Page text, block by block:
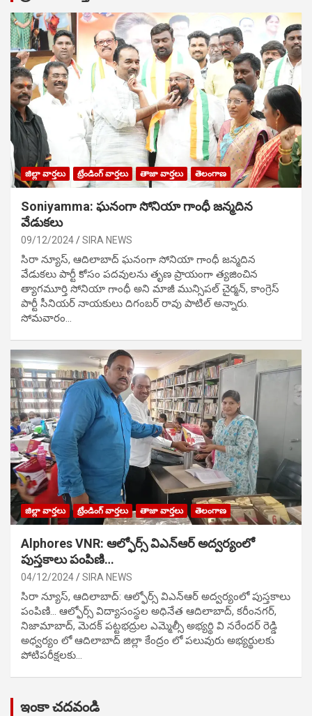
జిల్లా వార్తలు ట్రేండింగ్ వార్తలు తాజా వార్తలు తెలంగాణ
Soniyamma: ఘ‌నంగా సోనియా గాంధీ జ‌న్మ‌దిన
వేడుక‌లు
09/12/2024 SIRA NEWS
సిరా న్యూస్, ఆదిలాబాద్ ఘ‌నంగా సోనియా గాంధీ జ‌న్మ‌దిన
వేడుక‌లు పార్టీ కోసం ప‌ద‌వుల‌ను తృణ ప్రాయంగా త్య‌జించిన
త్యాగమూర్తి సోనియా గాంధీ అని మాజీ మున్సిప‌ల్ చైర్మ‌న్, కాంగ్రెస్
పార్టీ సీనియ‌ర్ నాయ‌కులు దిగంబ‌ర్ రావు పాటిల్ అన్నారు.
సోమవారం…
జిల్లా వార్తలు ట్రేండింగ్ వార్తలు తాజా వార్తలు తెలంగాణ
Alphores VNR: ఆల్ఫోర్స్ విఎన్ఆర్ అద్వర్యంలో
పుస్తకాలు పంపిణి…
04/12/2024 SIRA NEWS
సిరా న్యూస్, ఆదిలాబాద్: ఆల్ఫోర్స్ విఎన్ఆర్ అద్వర్యంలో పుస్తకాలు
పంపిణి… ఆల్ఫోర్స్ విద్యాసంస్థల అధినేత ఆదిలాబాద్, కరీంనగర్,
నిజామాబాద్, మెదక్ పట్టభద్రుల ఎమ్మెల్సీ అభ్యర్థి వి నరేందర్ రెడ్డి
అధ్వర్యం లో ఆదిలాబాద్ జిల్లా కేంద్రం లో పలువురు అభ్యర్థులకు
పోటిప‌రీక్ష‌ల‌కు…
ఇంకా చదవండి